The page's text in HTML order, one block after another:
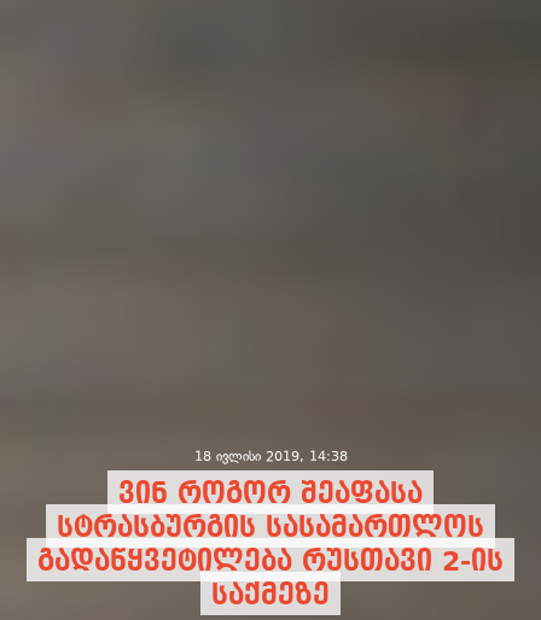
18 ივლისი 2019, 14:38
ვინ როგორ შეაფასა
სტრასბურგის სასამართლოს
გადაწყვეტილება რუსთავი 2-ის
საქმეზე